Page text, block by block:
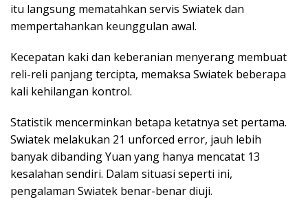
itu langsung mematahkan servis Swiatek dan
mempertahankan keunggulan awal.
Kecepatan kaki dan keberanian menyerang membuat
reli-reli panjang tercipta, memaksa Swiatek beberapa
kali kehilangan kontrol.
Statistik mencerminkan betapa ketatnya set pertama.
Swiatek melakukan 21 unforced error, jauh lebih
banyak dibanding Yuan yang hanya mencatat 13
kesalahan sendiri. Dalam situasi seperti ini,
pengalaman Swiatek benar-benar diuji.